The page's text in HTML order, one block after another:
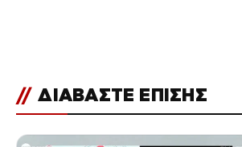
// ΔΙΑΒΑΣΤΕ ΕΠΙΣΗΣ